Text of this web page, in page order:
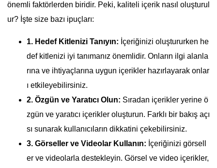
önemli faktörlerden biridir. Peki, kaliteli içerik nasıl oluşturul
ur? İşte size bazı ipuçları:
1. Hedef Kitlenizi Tanıyın: İçeriğinizi oluştururken he
def kitlenizi iyi tanımanız önemlidir. Onların ilgi alanla
rına ve ihtiyaçlarına uygun içerikler hazırlayarak onlar
ı etkileyebilirsiniz.
2. Özgün ve Yaratıcı Olun: Sıradan içerikler yerine ö
zgün ve yaratıcı içerikler oluşturun. Farklı bir bakış açı
sı sunarak kullanıcıların dikkatini çekebilirsiniz.
3. Görseller ve Videolar Kullanın: İçeriğinizi görsell
er ve videolarla destekleyin. Görsel ve video içerikler,